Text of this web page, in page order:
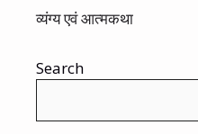
व्यंग्य एवं आत्मकथा
Search